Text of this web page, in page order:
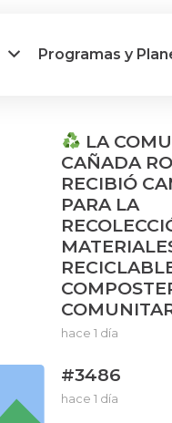
Programas y
LA
CAÑADA
RECIBIÓ
PARA LA
hace 1 día
#3486
hace 1 día